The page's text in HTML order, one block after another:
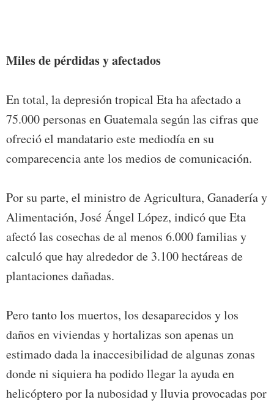
Miles de pérdidas y afectados
En total, la depresión tropical Eta ha afectado a
75.000 personas en Guatemala según las cifras que
ofreció el mandatario este mediodía en su
comparecencia ante los medios de comunicación.
Por su parte, el ministro de Agricultura, Ganadería y
Alimentación, José Ángel López, indicó que Eta
afectó las cosechas de al menos 6.000 familias y
calculó que hay alrededor de 3.100 hectáreas de
plantaciones dañadas.
Pero tanto los muertos, los desaparecidos y los
daños en viviendas y hortalizas son apenas un
estimado dada la inaccesibilidad de algunas zonas
donde ni siquiera ha podido llegar la ayuda en
helicóptero por la nubosidad y lluvia provocadas por